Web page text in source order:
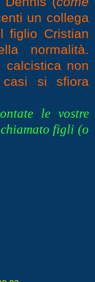
un collega
figlio Cristian
normalità.
calcistica non
si sfiora
le vostre
chiamato figli (o